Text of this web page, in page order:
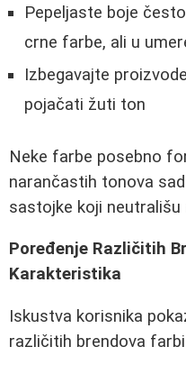
Pepeljaste boje
crne farbe, ali u
Izbegavajte
pojačati žuti ton
Neke farbe posebno
narančastih tonova
sastojke koji neutrališu
Poređenje Različitih
Karakteristika
Iskustva korisnika
različitih brendova